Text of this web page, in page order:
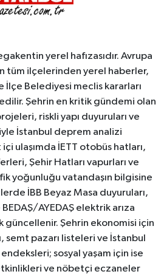
yerel hafızasıdır. Avrupa
tüm ilçelerinden yerel haberler,
İlçe Belediyesi meclis kararları
Şehrin en kritik gündemi olan
riskli yapı duyuruları ve
İstanbul deprem analizi
ulaşımda İETT otobüs hatları,
Şehir Hatları vapurları ve
yoğunluğu vatandaşın bilgisine
İBB Beyaz Masa duyuruları,
BEDAŞ/AYEDAŞ elektrik arıza
güncellenir. Şehrin ekonomisi için
semt pazarı listeleri ve İstanbul
sosyal yaşam için ise
ve nöbetçi eczaneler